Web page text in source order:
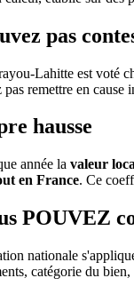
pas
Lahitte est voté
remettre en cause
hausse
année la valeur
en France. Ce
POUVEZ
nationale
catégorie du bien,